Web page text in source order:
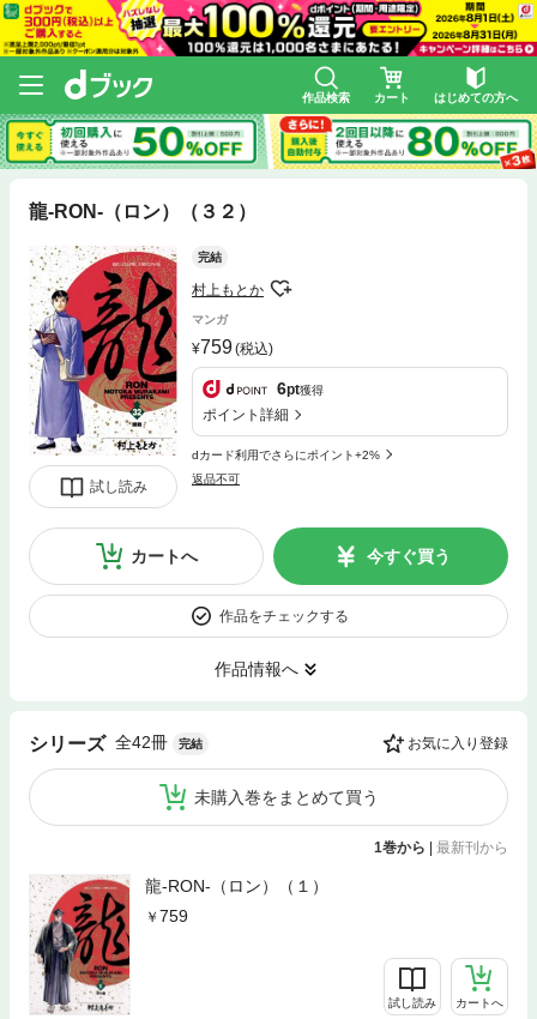
作品検索 カート はじめての方へ
龍-RON-（ロン）（３２）
試し読み
完結
村上もとか
マンガ
759(税込)
6pt獲得
ポイント詳細
dカード利用でさらにポイント+2%
返品不可
カートへ 今すぐ買う
作品をチェックする
作品情報へ
シリーズ 全42冊 完結 お気に入り登録
未購入巻をまとめて買う
1巻から | 最新刊から
龍-RON-（ロン）（１）
759
試し読み カートへ